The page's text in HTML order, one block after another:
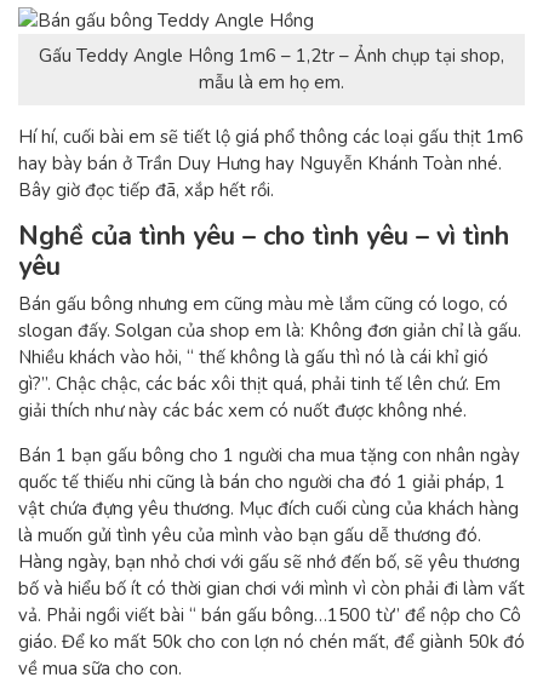
Gấu Teddy Angle Hông 1m6 – 1,2tr – Ảnh chụp tại shop,
mẫu là em họ em.
Hí hí, cuối bài em sẽ tiết lộ giá phổ thông các loại gấu thịt 1m6
hay bày bán ở Trần Duy Hưng hay Nguyễn Khánh Toàn nhé.
Bây giờ đọc tiếp đã, xắp hết rồi.
Nghề của tình yêu – cho tình yêu – vì tình
yêu
Bán gấu bông nhưng em cũng màu mè lắm cũng có logo, có
slogan đấy. Solgan của shop em là: Không đơn giản chỉ là gấu.
Nhiều khách vào hỏi, “ thế không là gấu thì nó là cái khỉ gió
gì?”. Chậc chậc, các bác xôi thịt quá, phải tinh tế lên chứ. Em
giải thích như này các bác xem có nuốt được không nhé.
Bán 1 bạn gấu bông cho 1 người cha mua tặng con nhân ngày
quốc tế thiếu nhi cũng là bán cho người cha đó 1 giải pháp, 1
vật chứa đựng yêu thương. Mục đích cuối cùng của khách hàng
là muốn gửi tình yêu của mình vào bạn gấu dễ thương đó.
Hàng ngày, bạn nhỏ chơi với gấu sẽ nhớ đến bố, sẽ yêu thương
bố và hiểu bố ít có thời gian chơi với mình vì còn phải đi làm vất
vả. Phải ngồi viết bài “ bán gấu bông…1500 từ” để nộp cho Cô
giáo. Để ko mất 50k cho con lợn nó chén mất, để giành 50k đó
về mua sữa cho con.